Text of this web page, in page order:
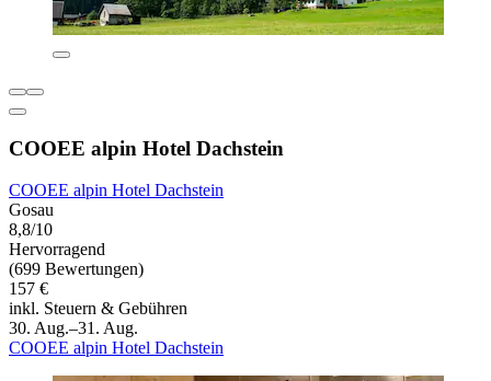
COOEE alpin Hotel Dachstein
COOEE alpin Hotel Dachstein
Gosau
8,8/10
Hervorragend
(699 Bewertungen)
157 €
inkl. Steuern & Gebühren
30. Aug.–31. Aug.
COOEE alpin Hotel Dachstein